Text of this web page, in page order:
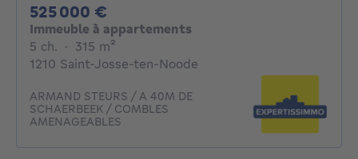
525 000 €
Immeuble à appartements
5 ch. 5 chambres
· 315 m²
1210 Saint-Josse-ten-Noode
ARMAND STEURS / A 40M DE
SCHAERBEEK / COMBLES
AMENAGEABLES